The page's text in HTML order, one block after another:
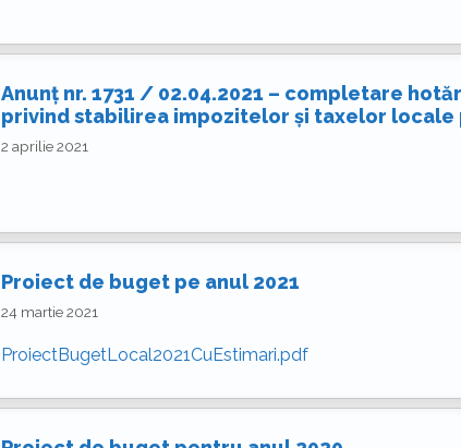
Anunț nr. 1731 / 02.04.2021 – completare
privind stabilirea impozitelor și taxelor locale
2 aprilie 2021
Proiect de buget pe anul 2021
24 martie 2021
ProiectBugetLocal2021CuEstimari.pdf